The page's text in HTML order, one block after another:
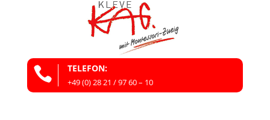
 TELEFON:
+49 (0) 28 21 / 97 60 – 10